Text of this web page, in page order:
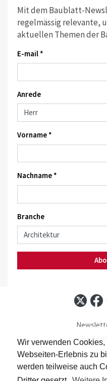
Wir verwenden
Webseiten-Erlebnis zu
werden teilweise auch
Mit dem Baublatt-
regelmässig relevante,
aktuellen Themen der
E-mail *
Anrede
Vorname *
Nachname *
Branche